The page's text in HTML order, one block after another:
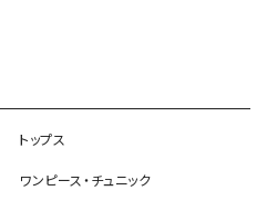
トップス
ワンピース・チュニック